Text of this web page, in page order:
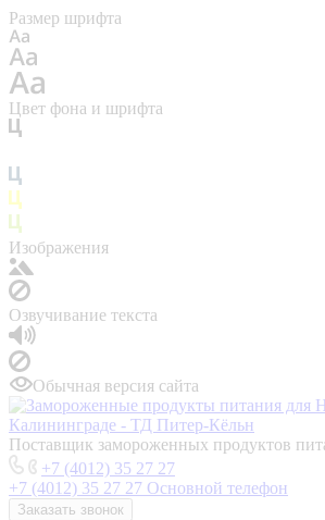
Размер шрифта
Цвет фона и шрифта
Изображения
Озвучивание текста
Обычная версия сайта
Поставщик замороженных продуктов
+7 (4012) 35 27 27
+7 (4012) 35 27 27 Основной телефон
Заказать звонок